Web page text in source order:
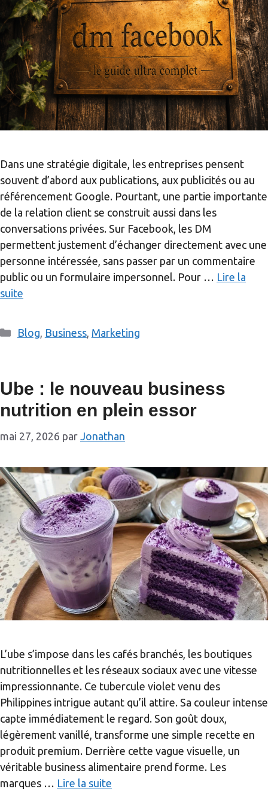
Dans une stratégie digitale, les entreprises pensent
souvent d’abord aux publications, aux publicités ou au
référencement Google. Pourtant, une partie importante
de la relation client se construit aussi dans les
conversations privées. Sur Facebook, les DM
permettent justement d’échanger directement avec une
personne intéressée, sans passer par un commentaire
public ou un formulaire impersonnel. Pour … Lire la
suite
Catégories
Blog, Business, Marketing
Ube : le nouveau business
nutrition en plein essor
mai 27, 2026 par Jonathan
L’ube s’impose dans les cafés branchés, les boutiques
nutritionnelles et les réseaux sociaux avec une vitesse
impressionnante. Ce tubercule violet venu des
Philippines intrigue autant qu’il attire. Sa couleur intense
capte immédiatement le regard. Son goût doux,
légèrement vanillé, transforme une simple recette en
produit premium. Derrière cette vague visuelle, un
véritable business alimentaire prend forme. Les
marques … Lire la suite